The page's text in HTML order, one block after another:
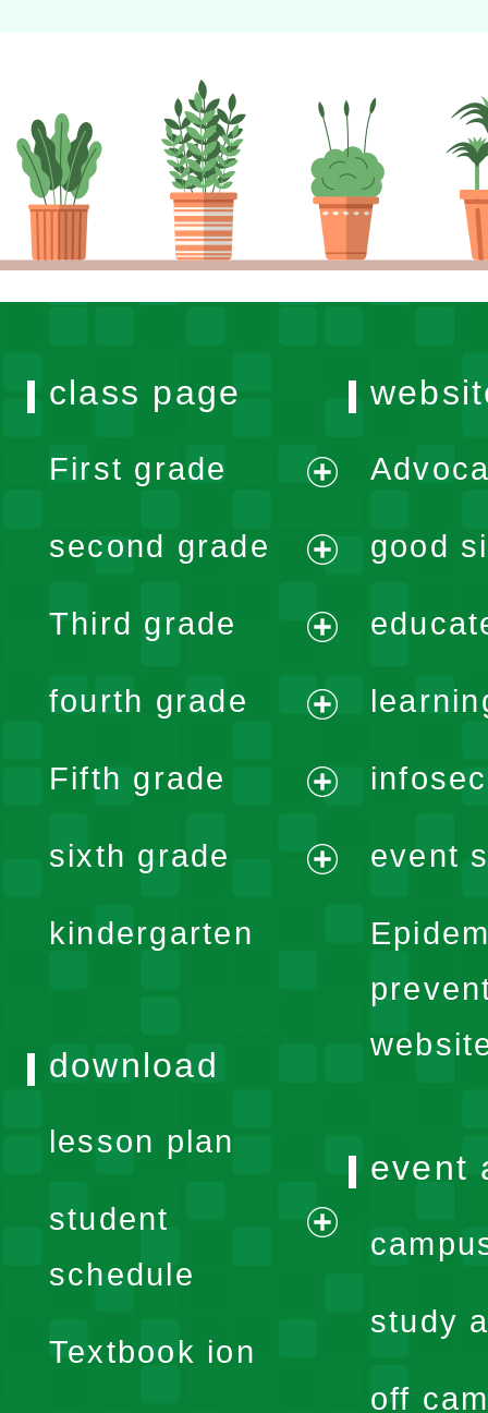
class page
First grade
menu
second grade
menu
Third grade
menu
fourth grade
menu
Fifth grade
menu
sixth grade
kindergarten
good
event
download
lesson plan
student
schedule
expand
menu
Textbook ion
event
study
off